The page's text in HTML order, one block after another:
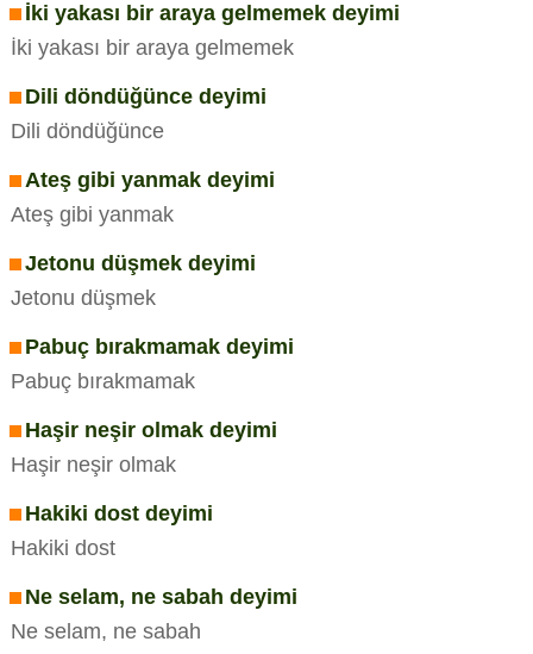
İki yakası bir araya gelmemek deyimi
İki yakası bir araya gelmemek
Dili döndüğünce deyimi
Dili döndüğünce
Ateş gibi yanmak deyimi
Ateş gibi yanmak
Jetonu düşmek deyimi
Jetonu düşmek
Pabuç bırakmamak deyimi
Pabuç bırakmamak
Haşir neşir olmak deyimi
Haşir neşir olmak
Hakiki dost deyimi
Hakiki dost
Ne selam, ne sabah deyimi
Ne selam, ne sabah